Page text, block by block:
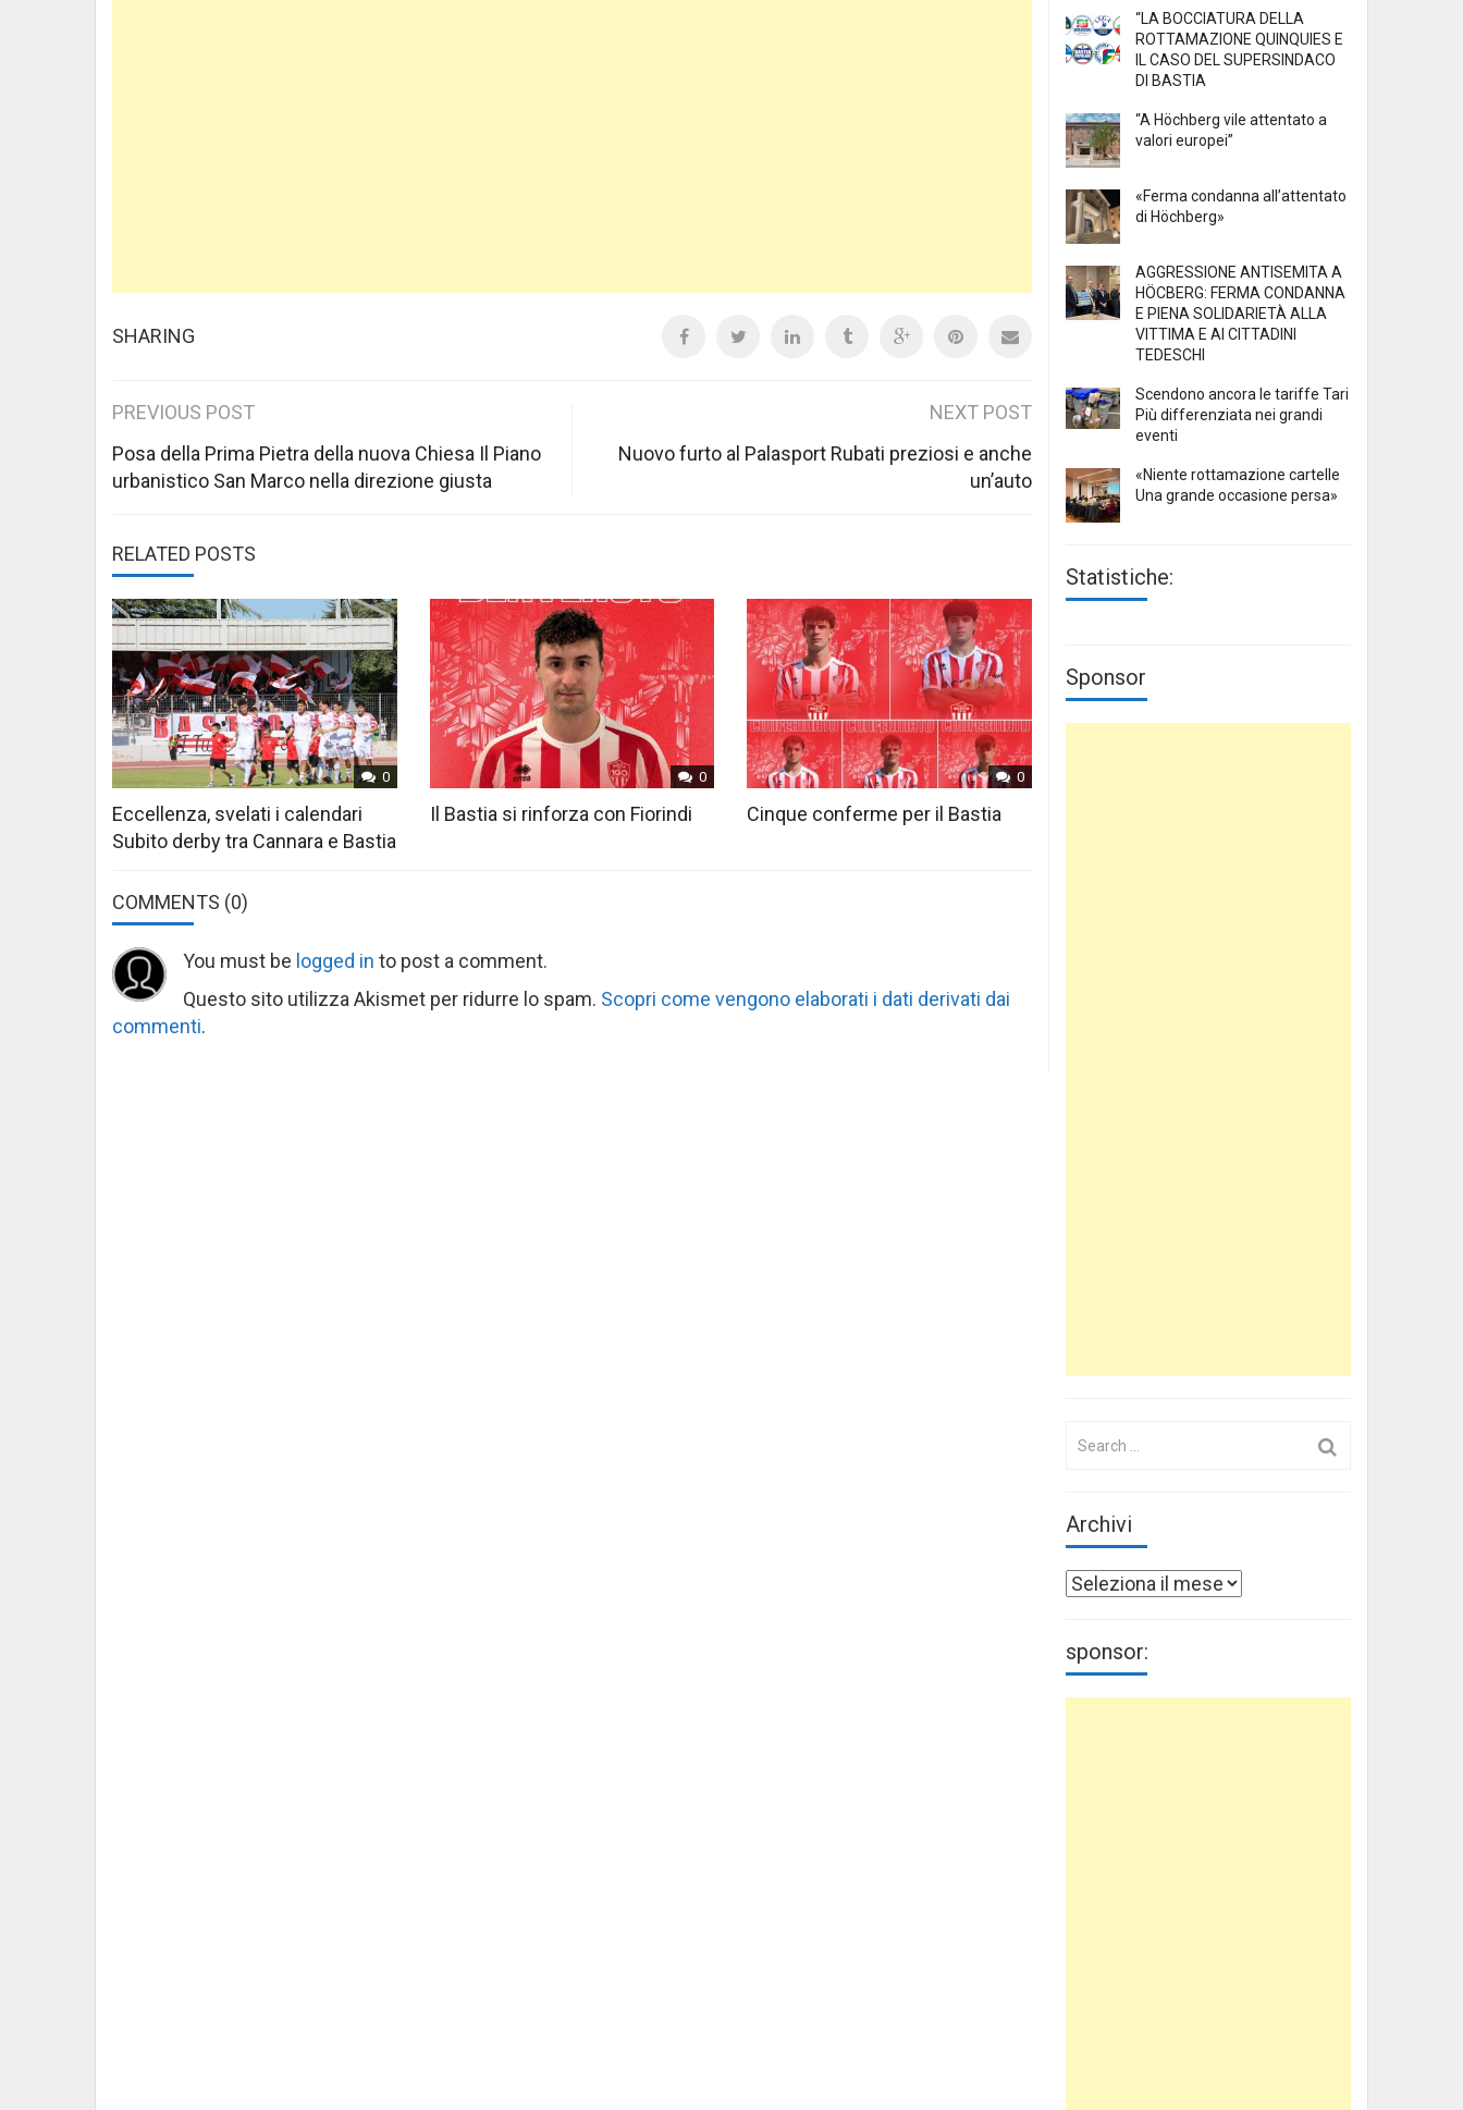
SHARING
Post
navigation
PREVIOUS POST
Posa della Prima Pietra della nuova Chiesa Il Piano
urbanistico San Marco nella direzione giusta
NEXT POST
Nuovo furto al Palasport Rubati preziosi e anche
un’auto
RELATED POSTS
0
Eccellenza, svelati i calendari
Subito derby tra Cannara e Bastia
0
Il Bastia si rinforza con Fiorindi
0
Cinque conferme per il Bastia
COMMENTS (0)
You must be logged in to post a comment.
Questo sito utilizza Akismet per ridurre lo spam. Scopri come vengono elaborati i dati derivati dai
commenti.
“LA BOCCIATURA DELLA
ROTTAMAZIONE QUINQUIES E
IL CASO DEL SUPERSINDACO
DI BASTIA
“A Höchberg vile attentato a
valori europei”
«Ferma condanna all’attentato
di Höchberg»
AGGRESSIONE ANTISEMITA A
HÖCBERG: FERMA CONDANNA
E PIENA SOLIDARIETÀ ALLA
VITTIMA E AI CITTADINI
TEDESCHI
Scendono ancora le tariffe Tari
Più differenziata nei grandi
eventi
«Niente rottamazione cartelle
Una grande occasione persa»
Statistiche:
Sponsor
Archivi
Archivi
sponsor: